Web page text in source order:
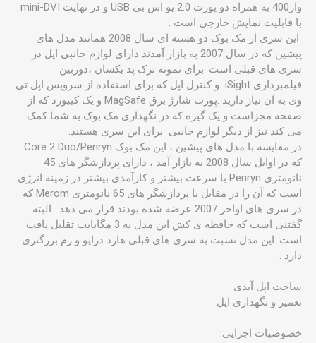
وار400 به همراه دو پورت 2.0 یو اس بی USB و در نهایت mini-DVI
با قابلیت نمایش خارجی است .
این سری از مک بوک دو هسته ای سال 2008 همانند مدل های
پیشین که در سال 2007 به بازار آمدند دارای لوازم جانبی اپل در
سری های قبلی است .برای نمونه ترک پد یکسان ،دوربین
فیلمبرداری iSight و کنترل اپل که برای استفاده از سرویس اپل تی
وی به آن نیاز دارید .پورت شارژ برق MagSafe و یک کیبورد که از
صفحه مجزاست و یک گیره که در نگهداری مک بوک به شما کمک
می کند نیز از دیگر لوازم جانبی برای این سری هستند.
در مقایسه با مدل های پیشین ، این مک بوک Core 2 Duo/Penryn
که در اوایل سال 2008 به بازار آمد ، دارای پردازشگر های 45
نانومتری Penryn با سرعت بیشتر و کارآمدی بیشتر در زمینه انرژی
است که آن را در مقابل با پردازشگر های 65 نانومتری Merom که
در سری های اواخر 2007 عرضه شده بودند قرار می دهد . البته
گفتنی است که حافظه ی کش این مدل به 3 مگابایت تقلیل یافت
است .این مدل نسبت به سری های قبلی هارد درایو و رم بزرگتری
دارد .
ساخت اپل آیدی
تعمیر و نگهداری اپل
خصوصیات اجرایی: